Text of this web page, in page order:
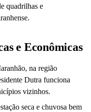
quadrilhas e
e Econômicas
na região
Dutra funciona
vizinhos.
seca e chuvosa bem